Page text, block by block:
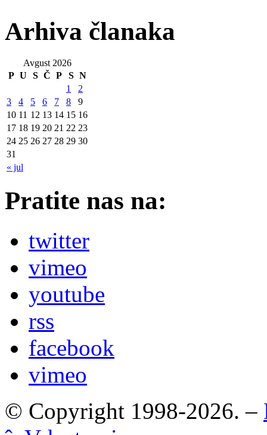
Arhiva članaka
Avgust 2026
P U S Č P S N
« jul
1
2
3
4 5 6 7 8
9
10 11 12 13 14 15 16
17 18 19 20 21 22 23
24 25 26 27 28 29 30
31
Pratite nas na:
twitter
vimeo
youtube
rss
facebook
vimeo
© Copyright 1998-2026. –